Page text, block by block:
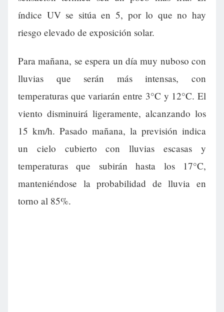
índice UV se sitúa en 5, por lo que no hay
riesgo elevado de exposición solar.
Para mañana, se espera un día muy nuboso con
lluvias que serán más intensas, con
temperaturas que variarán entre 3°C y 12°C. El
viento disminuirá ligeramente, alcanzando los
15 km/h. Pasado mañana, la previsión indica
un cielo cubierto con lluvias escasas y
temperaturas que subirán hasta los 17°C,
manteniéndose la probabilidad de lluvia en
torno al 85%.